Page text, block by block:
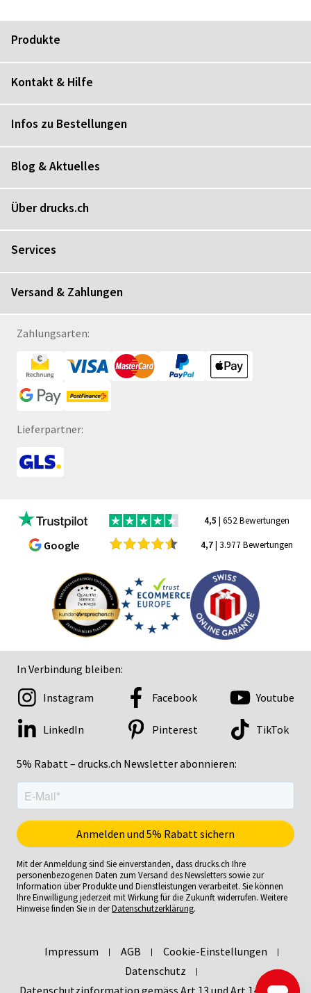
Produkte
Kontakt & Hilfe
Infos zu Bestellungen
Blog & Aktuelles
Über drucks.ch
Services
Versand & Zahlungen
Zahlungsarten:
Lieferpartner:
4,5 | 652 Bewertungen
Google 4,7| 3.977 Bewertungen
In Verbindung bleiben:
5% Rabatt – drucks.ch Newsletter abonnieren:
Instagram Facebook Youtube
LinkedIn Pinterest TikTok
Mit der Anmeldung sind Sie einverstanden, dass drucks.ch Ihre
personenbezogenen Daten zum Versand des Newsletters sowie zur
Information über Produkte und Dienstleistungen verarbeitet. Sie können
Ihre Einwilligung jederzeit mit Wirkung für die Zukunft widerrufen. Weitere
Hinweise finden Sie in derDatenschutzerklärung.
Impressum AGB
Cookie-Einstellungen
Datenschutz